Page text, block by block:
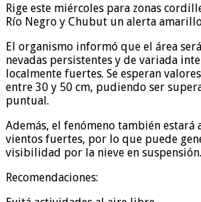
Rige este miércoles para zonas
Río Negro y Chubut un alerta
El organismo informó que el área
nevadas persistentes y de variada
localmente fuertes. Se esperan
entre 30 y 50 cm, pudiendo ser
puntual.
Además, el fenómeno también estará
vientos fuertes, por lo que puede
visibilidad por la nieve en suspensión.
Recomendaciones: